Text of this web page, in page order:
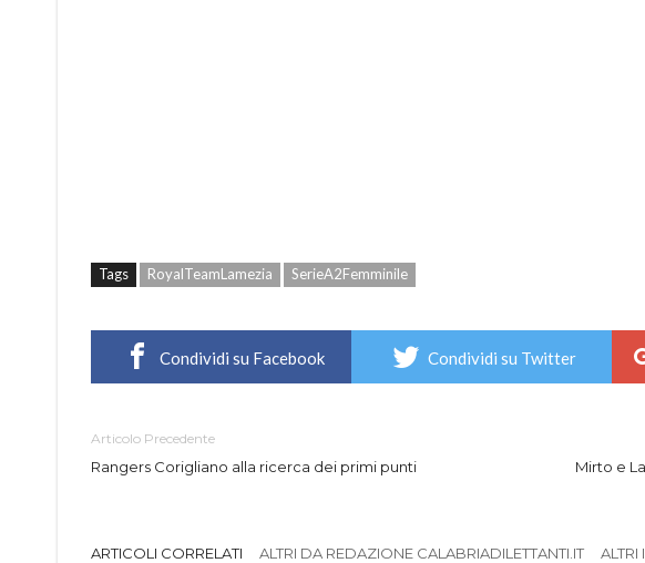
Tags RoyalTeamLamezia SerieA2Femminile
Condividi su Facebook Condividi su Twitter
Articolo Precedente
Rangers Corigliano alla ricerca dei primi punti
Mirto e
ARTICOLI CORRELATI ALTRI DA REDAZIONE CALABRIADILETTANTI.IT ALTRI